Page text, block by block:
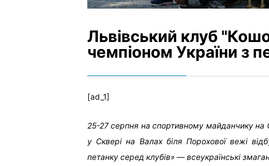
Львівський клуб
чемпіоном України з
[ad_1]
25-27 серпня на спортивному майданчику на
у Сквері на Валах біля Порохової вежі
петанку серед клубів» — всеукраїнські